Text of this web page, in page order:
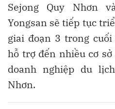
Sejong Quy Nhơn
Yongsan sẽ tiếp tục
giai đoạn 3 trong
hỗ trợ đến nhiều cơ
doanh nghiệp du
Nhơn.